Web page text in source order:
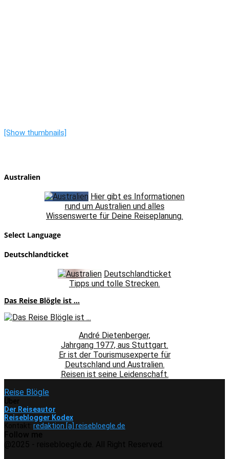
[Show thumbnails]
Australien
Hier gibt es Informationen
rund um Australien und alles
Wissenswerte für Deine Reiseplanung.
Select Language
Deutschlandticket
Deutschlandticket
Tipps und tolle Strecken.
Das Reise Blögle ist ...
André Dietenberger,
Jahrgang 1977, aus Stuttgart.
Er ist der Tourismusexperte für
Deutschland und Australien.
Reisen ist seine Leidenschaft.
Reise Blögle
Der Reiseautor
Reiseblogger Kodex
redaktion [a] reisebloegle.de